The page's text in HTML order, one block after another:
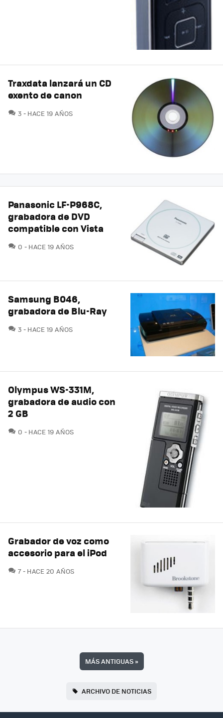
Traxdata lanzará un CD
exento de canon
3 COMENTARIOS
HACE 19 AÑOS
Panasonic LF-P968C,
grabadora de DVD
compatible con Vista
0 COMENTARIOS
HACE 19 AÑOS
Samsung B046,
grabadora de Blu-Ray
3 COMENTARIOS
HACE 19 AÑOS
Olympus WS-331M,
grabadora de audio con
2 GB
0 COMENTARIOS
HACE 19 AÑOS
Grabador de voz como
accesorio para el iPod
7COMENTARIOS
HACE 20 AÑOS
MÁS ANTIGUAS»
ARCHIVO DE NOTICIAS